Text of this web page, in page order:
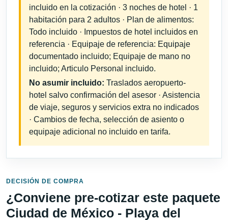
incluido en la cotización · 3 noches de hotel · 1
habitación para 2 adultos · Plan de alimentos:
Todo incluido · Impuestos de hotel incluidos en
referencia · Equipaje de referencia: Equipaje
documentado incluido; Equipaje de mano no
incluido; Articulo Personal incluido.
No asumir incluido: Traslados aeropuerto-
hotel salvo confirmación del asesor · Asistencia
de viaje, seguros y servicios extra no indicados
· Cambios de fecha, selección de asiento o
equipaje adicional no incluido en tarifa.
DECISIÓN DE COMPRA
¿Conviene pre-cotizar este paquete
Ciudad de México - Playa del